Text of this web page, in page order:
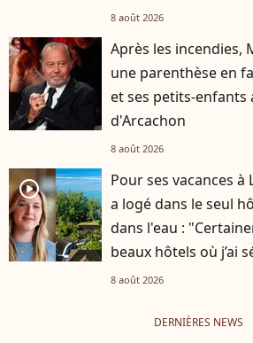
8 août 2026
Après les incendies,
une parenthèse en
et ses petits-enfants
d'Arcachon
8 août 2026
player2
Pour ses vacances à
a logé dans le seul
dans l'eau :
beaux hôtels où j’ai
8 août 2026
DERNIÈRES NEWS